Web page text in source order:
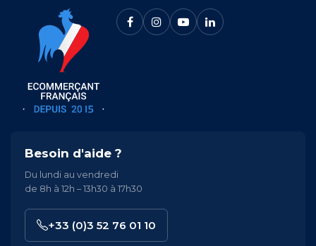
Besoin d'aide ?
Du lundi au vendredi
de 8h à 12h – 13h30 à 17h30
+33 (0)3 52 76 01 10